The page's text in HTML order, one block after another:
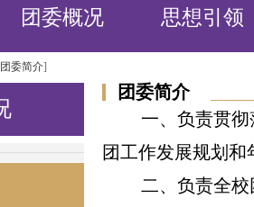
团委概况 思想引领
团委简介]
团委简介
一、负责贯
团工作发展规划和
二、负责全